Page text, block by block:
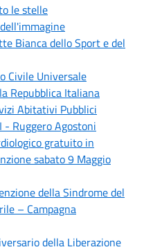
le stelle
Bianca dello Sport e del
Civile Universale
Repubblica Italiana
Abitativi Pubblici
- Ruggero Agostoni
gratuito in
sabato 9 Maggio
della Sindrome del
– Campagna
della Liberazione